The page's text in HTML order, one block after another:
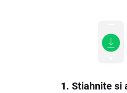
1. Stiahnite si